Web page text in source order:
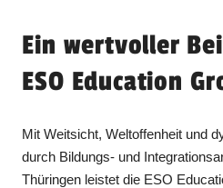
Ein wertvoller
ESO Education
Mit Weitsicht, Weltoffenheit und
durch Bildungs- und
Thüringen leistet die ESO